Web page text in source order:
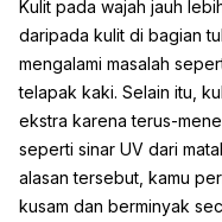
Kulit pada wajah jauh
daripada kulit di bagian
mengalami masalah
telapak kaki. Selain itu,
ekstra karena terus-
seperti sinar UV dari
alasan tersebut, kamu
kusam dan berminyak